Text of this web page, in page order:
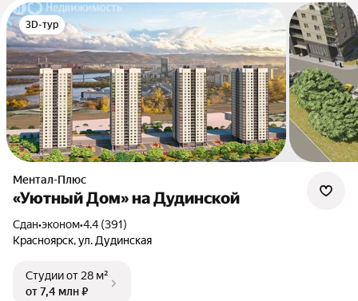
3D-тур
Ментал-Плюс
«Уютный Дом» на Дудинской
Сдан•эконом•4.4 (391)
Красноярск, ул. Дудинская
Студииот 28 м²
от 7,4 млн ₽